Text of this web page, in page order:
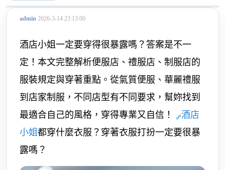
admin 2026-3-14 23:13:00
酒店小姐一定要穿得很暴露嗎？答案是不一
定！本文完整解析便服店、禮服店、制服店的
服裝規定與穿著重點。從氣質便服、華麗禮服
到店家制服，不同店型有不同要求，幫妳找到
最適合自己的風格，穿得專業又自信！
酒店
小姐都穿什麼衣服？穿著衣服打扮一定要很暴
露嗎？